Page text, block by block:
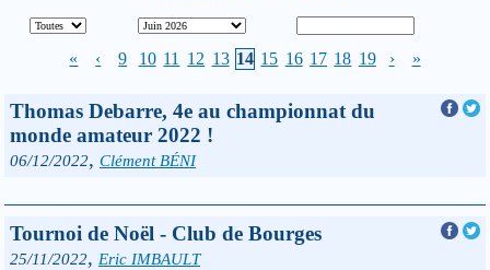
« ‹ 9 10 11 12 13 14 15 16 17 18 19 › »
Thomas Debarre, 4e au championnat du
monde amateur 2022 !
06/12/2022, Clément BÉNI
Tournoi de Noël - Club de Bourges
25/11/2022, Eric IMBAULT